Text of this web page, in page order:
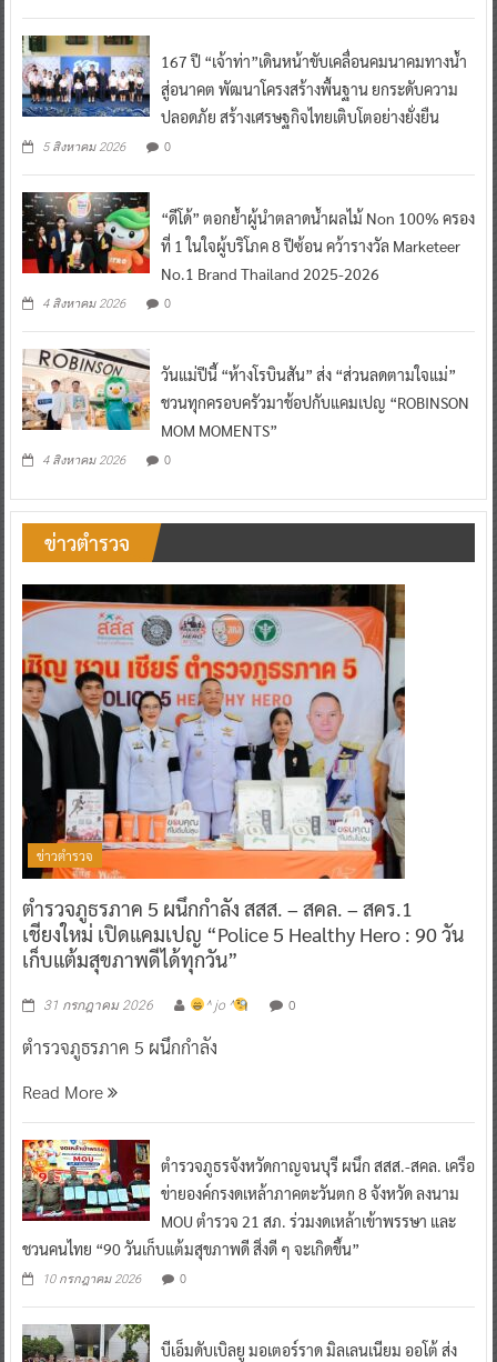
167 ปี “เจ้าท่า”เดินหน้าขับเคลื่อนคมนาคมทางน้ำ
สู่อนาคต พัฒนาโครงสร้างพื้นฐาน ยกระดับความ
ปลอดภัย สร้างเศรษฐกิจไทยเติบโตอย่างยั่งยืน
5 สิงหาคม 2026 0
“ดีโด้” ตอกย้ำผู้นำตลาดน้ำผลไม้ Non 100% ครอง
ที่ 1 ในใจผู้บริโภค 8 ปีซ้อน คว้ารางวัล Marketeer
No.1 Brand Thailand 2025-2026
4 สิงหาคม 2026 0
วันแม่ปีนี้ “ห้างโรบินสัน” ส่ง “ส่วนลดตามใจแม่”
ชวนทุกครอบครัวมาช้อปกับแคมเปญ “ROBINSON
MOM MOMENTS”
4 สิงหาคม 2026 0
ข่าวตำรวจ
ข่าวตำรวจ
ตำรวจภูธรภาค 5 ผนึกกำลัง สสส. – สคล. – สคร.1
เชียงใหม่ เปิดแคมเปญ “Police 5 Healthy Hero : 90 วัน
เก็บแต้มสุขภาพดีได้ทุกวัน”
31 กรกฎาคม 2026 ^ jo ^ 0
ตำรวจภูธรภาค 5 ผนึกกำลัง
Read More
ตำรวจภูธรจังหวัดกาญจนบุรี ผนึก สสส.-สคล. เครือ
ข่ายองค์กรงดเหล้าภาคตะวันตก 8 จังหวัด ลงนาม
MOU ตำรวจ 21 สภ. ร่วมงดเหล้าเข้าพรรษา และ
ชวนคนไทย “90 วันเก็บแต้มสุขภาพดี สิ่งดี ๆ จะเกิดขึ้น”
10 กรกฎาคม 2026 0
บีเอ็มดับเบิลยู มอเตอร์ราด มิลเลนเนียม ออโต้ ส่ง